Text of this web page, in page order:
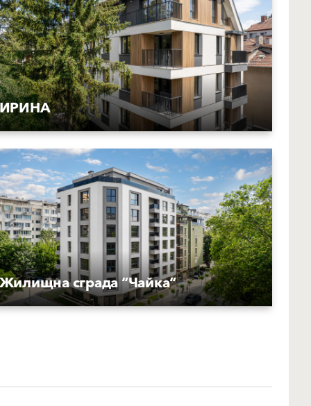
сграда “Чайка“